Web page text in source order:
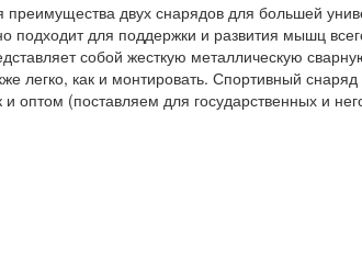
двух снарядов для большей
для поддержки и развития мышц
собой жесткую металлическую
легко, как и монтировать. Спортивный
оптом (поставляем для государственных и